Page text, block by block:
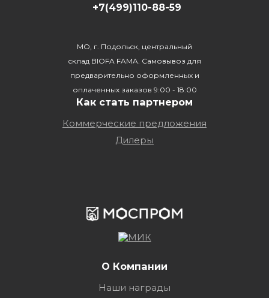
+7(499)110-88-59
МО, г. Подольск, центральный
склад BIOFA FAMA. Самовывоз для
предварительно оформленных и
оплаченных заказов 9:00 - 18:00
Как стать партнером
Коммерческие предложения
Дилеры
О Компании
Наши награды